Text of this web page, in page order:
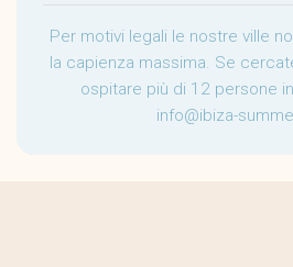
Per motivi legali le nostre ville
la capienza massima. Se
ospitare più di 12 persone
info@ibiza-